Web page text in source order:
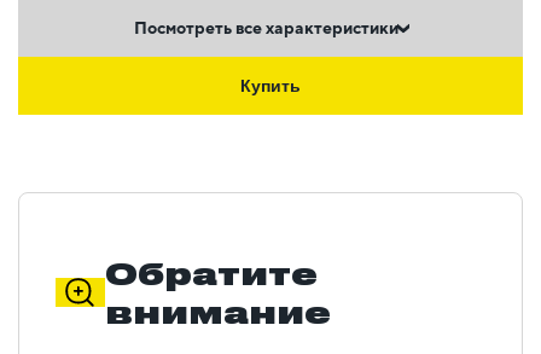
Посмотреть все характеристики
Купить
Обратите
внимание